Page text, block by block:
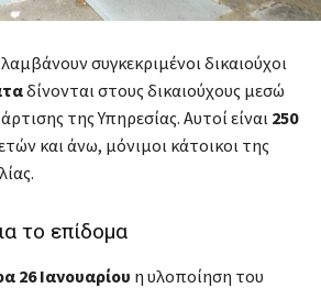
λαμβάνουν συγκεκριμένοι δικαιούχοι
δίνονται στους δικαιούχους μεσώ
της Υπηρεσίας. Αυτοί είναι 250
και άνω, μόνιμοι κάτοικοι της
το επίδομα
26 Ιανουαρίου η υλοποίηση του